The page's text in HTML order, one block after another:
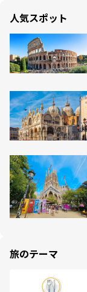
人気スポット
旅のテーマ